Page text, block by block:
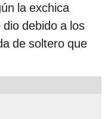
la exchica
debido a los
de soltero que